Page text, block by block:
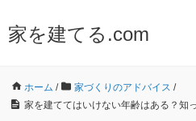
家を建てる.com
ホーム / 家づくりのアドバイス /
家を建ててはいけない年齢はある？知